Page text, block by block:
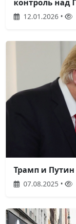
контроль над
12.01.2026 •
Трамп и Путин
07.08.2025 •